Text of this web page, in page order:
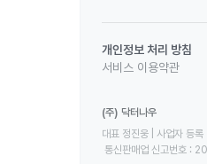
개인정보 처리 방침
서비스 이용약관
(주) 닥터나우
대표 정진웅 | 사업자
통신판매업 신고번호